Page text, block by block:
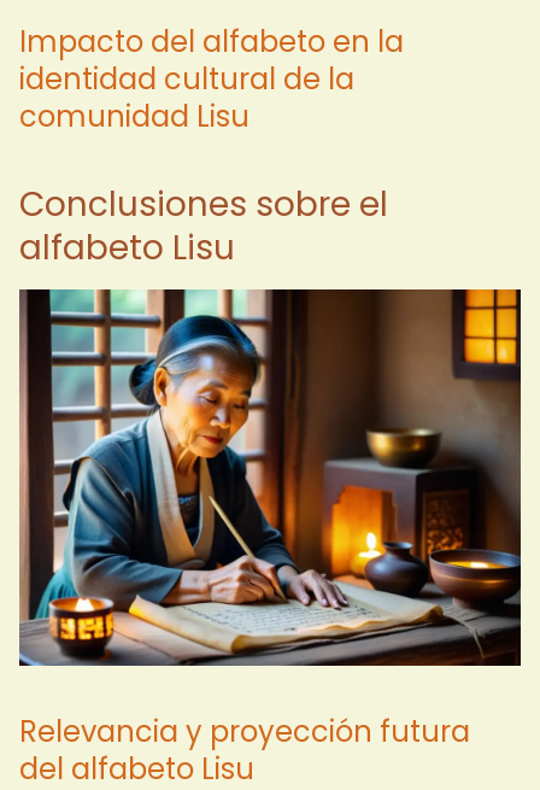
Impacto del alfabeto en la
identidad cultural de la
comunidad Lisu
Conclusiones sobre el
alfabeto Lisu
Relevancia y proyección futura
del alfabeto Lisu